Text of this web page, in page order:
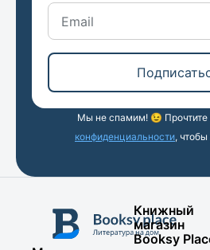
Мы не спамим! 😉 Прочтите
конфиденциальности,
Книжный
магазин
Booksy